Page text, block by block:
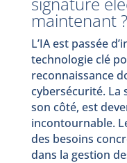
maintenant ?
L’IA est passée
technologie clé
reconnaissance
cybersécurité. La
son côté, est
incontournable.
des besoins
dans la gestion